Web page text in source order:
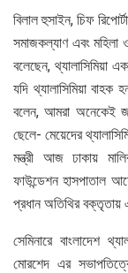
বিলাল হুসাইন, চিফ
সমাজকল্যাণ এবং মহিলা
বলেছেন, থ্যালাসিমিয়া
যদি থ্যালাসিমিয়া
বলেন, আমরা অনেকেই
ছেলে- মেয়েদের
মন্ত্রী আজ ঢাকায়
ফাউন্ডেশন হাসপাতাল
প্রধান অতিথির বক্তৃতায়
সেমিনারে বাংলাদেশ
মোরশেদ এর